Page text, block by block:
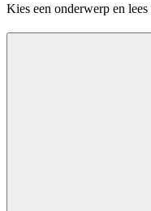
Kies een onderwerp en lees